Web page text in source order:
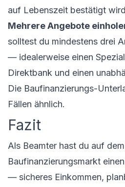
auf Lebenszeit bestätigt
Mehrere Angebote
solltest du mindestens drei
— idealerweise einen
Direktbank und einen
Die Baufinanzierungs-
Fällen ähnlich.
Fazit
Als Beamter hast du auf dem
Baufinanzierungsmarkt
— sicheres Einkommen,